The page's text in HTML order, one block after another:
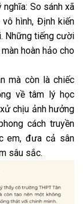
So sánh xã
hình, Định kiến
Những tiếng cười
hoàn hảo cho
mà còn là chiếc
về tâm lý học
chịu ảnh hưởng
cách truyền
em, đưa cả sân
sâu sắc.